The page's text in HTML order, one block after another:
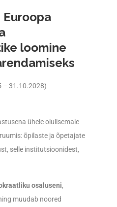
Euroopa
loomine
– 31.10.2028)
ühele olulisemale
õpilaste ja õpetajate
selle institutsioonidest,
osaluseni,
muudab noored